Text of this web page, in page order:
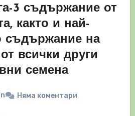
3 съдържание от
както и най-
съдържание на
всички други
семена
Няма коментари